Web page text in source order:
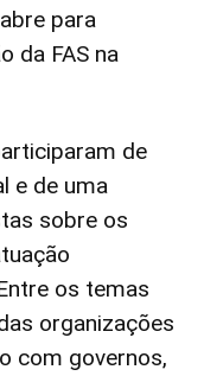
para
da FAS na
de
e de uma
sobre os
os temas
organizações
com governos,